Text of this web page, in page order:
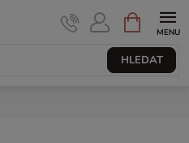
HLEDAT
NÁKUPNÍ
KOŠÍK